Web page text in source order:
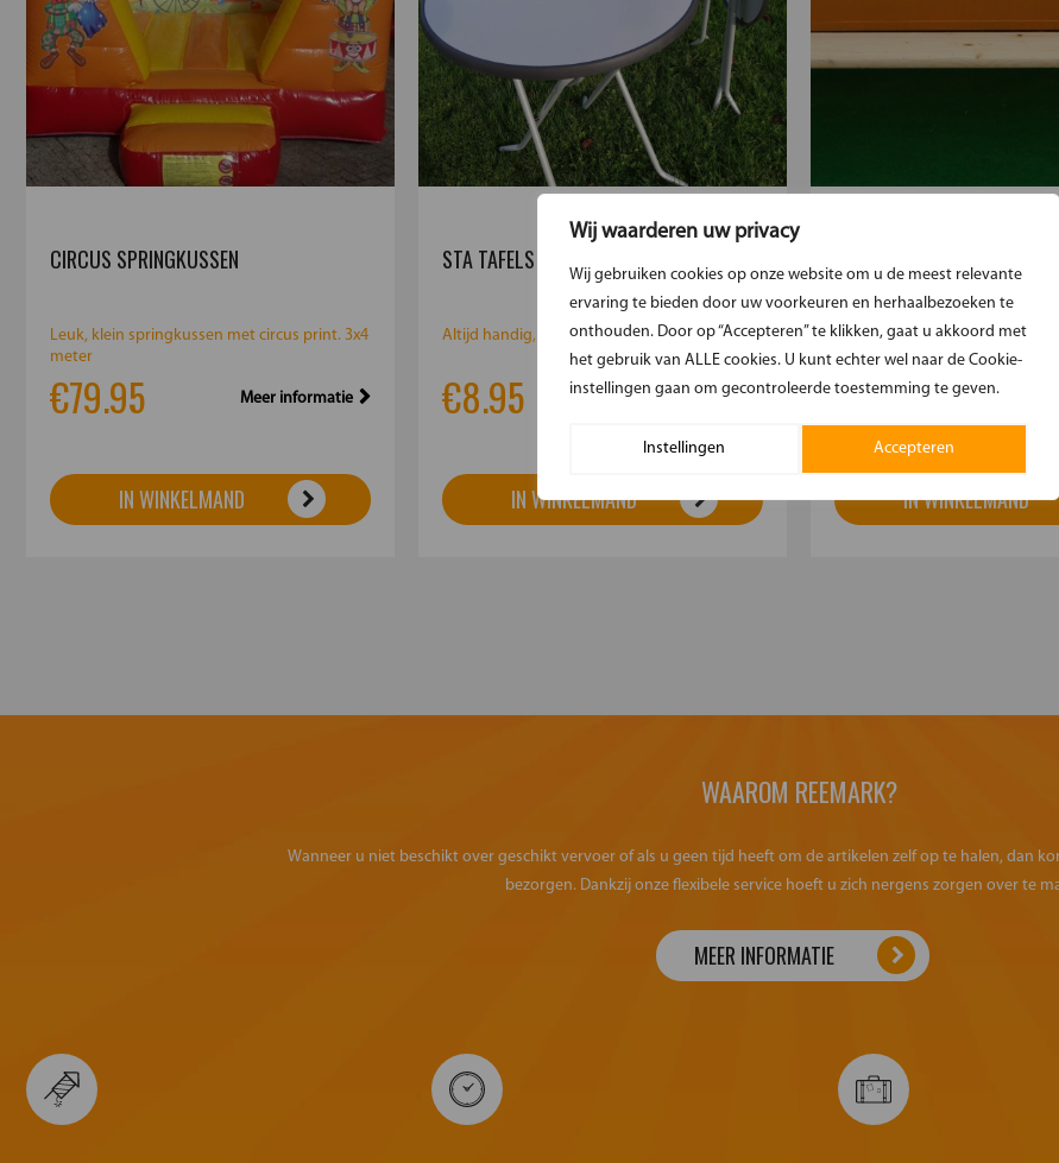
Wij waarderen uw privacy
Wij gebruiken cookies op onze website om u de meest relevante
ervaring te bieden door uw voorkeuren en herhaalbezoeken te
onthouden. Door op “Accepteren” te klikken, gaat u akkoord met
het gebruik van ALLE cookies. U kunt echter wel naar de Cookie-
instellingen gaan om gecontroleerde toestemming te geven.
Instellingen Accepteren
CIRCUS SPRINGKUSSEN
Leuk, klein springkussen met circus print. 3x4
meter
€79.95 Meer informatie
IN WINKELMAND
STA TAFELS
Altijd handig, de sta tafel. ...
€8.95 Meer informatie
IN WINKELMAND
Tafel + banken ...
€17.95
IN WINKELMAND
WAAROM REEMARK?
Wanneer u niet beschikt over geschikt vervoer of als u geen tijd heeft om de artikelen zelf op te halen, dan
bezorgen. Dankzij onze flexibele service hoeft u zich nergens zorgen over te
MEER INFORMATIE